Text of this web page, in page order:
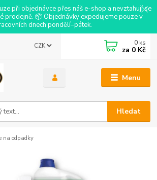
při objednávce přes náš e-shop a nevztahují se
prodejně. 📦 Objednávky expedujeme pouze v
dnech pondělí–pátek.
Menu
CZK
Hledat
0 ks
za 0 Kč
na odpadky